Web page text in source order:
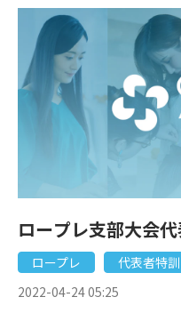
ロープレ支部大会
ロープレ 代表者特訓
2022-04-24 05:25